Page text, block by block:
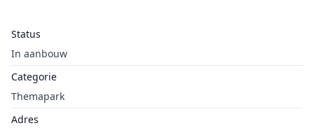
Status
In aanbouw
Categorie
Themapark
Adres